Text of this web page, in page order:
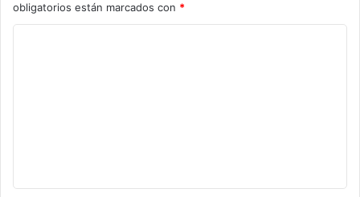
obligatorios están marcados con *